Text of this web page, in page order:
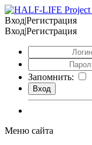
Вход|Регистрация
Вход|Регистрация
Запомнить:
Меню сайта